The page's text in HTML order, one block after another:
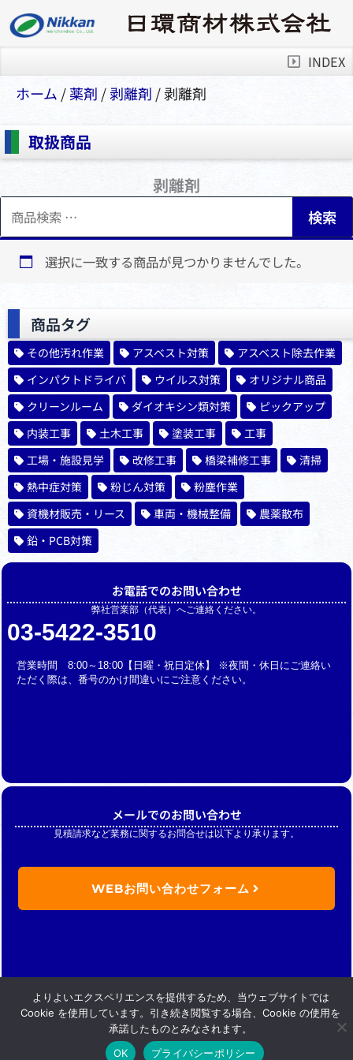
INDEX
ホーム /薬剤 /剥離剤 / 剥離剤
取扱商品
剥離剤
検
索
対
検索
選択に一致する商品が見つかりませんでした。
商品タグ
その他汚れ作業 アスベスト対策
アスベスト除去作業
インパクトドライバ
ウイルス対策
オリジナル商品
クリーンルーム
ダイオキシン類対策
ピックアップ
内装工事
土木工事 塗装工事
工事
工場・施設見学
改修工事 橋梁補修工事
清掃
熱中症対策
粉じん対策
粉塵作業
資機材販売・リース
車両・機械整備
農薬散布
鉛・PCB対策
お電話でのお問い合わせ
弊社営業部（代表）へご連絡ください。
03-5422-3510
営業時間 8:00～18:00【日曜・祝日定休】 ※夜間・休日にご連絡い
ただく際は、番号のかけ間違いにご注意ください。
メールでのお問い合わせ
見積請求など業務に関するお問合せは以下より承ります。
WEBお問い合わせフォーム
Copyright (C) Nikkan merchandise .inc. All Rights Reserved.
よりよいエクスペリエンスを提供するため、当ウェブサイトでは
Cookie を使用しています。引き続き閲覧する場合、Cookie の使用を
承諾したものとみなされます。
OK
プライバシーポリシー